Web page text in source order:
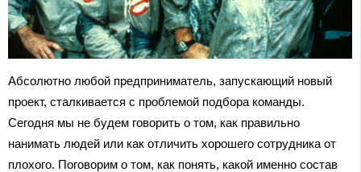
Абсолютно любой предприниматель, запускающий новый
проект, сталкивается с проблемой подбора команды.
Сегодня мы не будем говорить о том, как правильно
нанимать людей или как отличить хорошего сотрудника от
плохого. Поговорим о том, как понять, какой именно состав